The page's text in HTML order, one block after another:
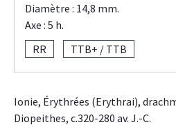
Diamètre : 14,8 mm.
Axe : 5 h.
RR
TTB+ / TTB
Ionie, Érythrées (Erythrai),
Diopeithes, c.320-280 av. J.-C.